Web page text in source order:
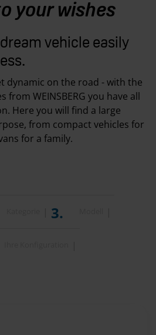
your wishes
vehicle easily
dynamic on the road - with the
from WEINSBERG you have all
Here you will find a large
from compact vehicles for
for a family.